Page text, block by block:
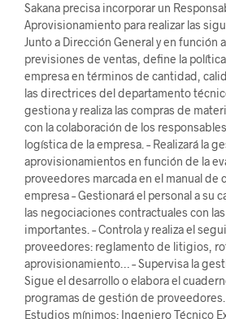
Sakana precisa incorporar un
Aprovisionamiento para realizar las
Junto a Dirección General y en función
previsiones de ventas, define la
empresa en términos de cantidad,
las directrices del departamento
gestiona y realiza las compras de
con la colaboración de los
logística de la empresa. – Realizará la
aprovisionamientos en función de la
proveedores marcada en el manual de
empresa – Gestionará el personal a su
las negociaciones contractuales con
importantes. – Controla y realiza el
proveedores: reglamento de litigios,
aprovisionamiento… – Supervisa la
Sigue el desarrollo o elabora el
programas de gestión de
Estudios mínimos: Ingeniero Técnico